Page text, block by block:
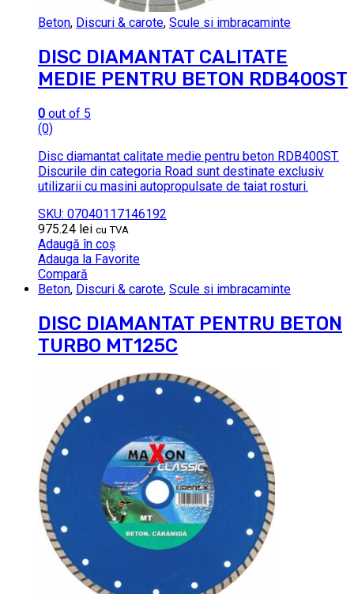
Beton, Discuri & carote, Scule si imbracaminte
DISC DIAMANTAT CALITATE
MEDIE PENTRU BETON RDB400ST
0 out of 5
(0)
Disc diamantat calitate medie pentru beton RDB400ST.
Discurile din categoria Road sunt destinate exclusiv
utilizarii cu masini autopropulsate de taiat rosturi.
SKU: 07040117146192
975.24 lei cu TVA
Adaugă în coș
Adauga la Favorite
Compară
Beton, Discuri & carote, Scule si imbracaminte
DISC DIAMANTAT PENTRU BETON
TURBO MT125C